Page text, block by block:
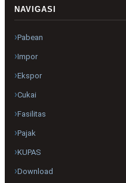
NAVIGASI
Pabean
Impor
Ekspor
Cukai
Fasilitas
Pajak
KUPAS
Download